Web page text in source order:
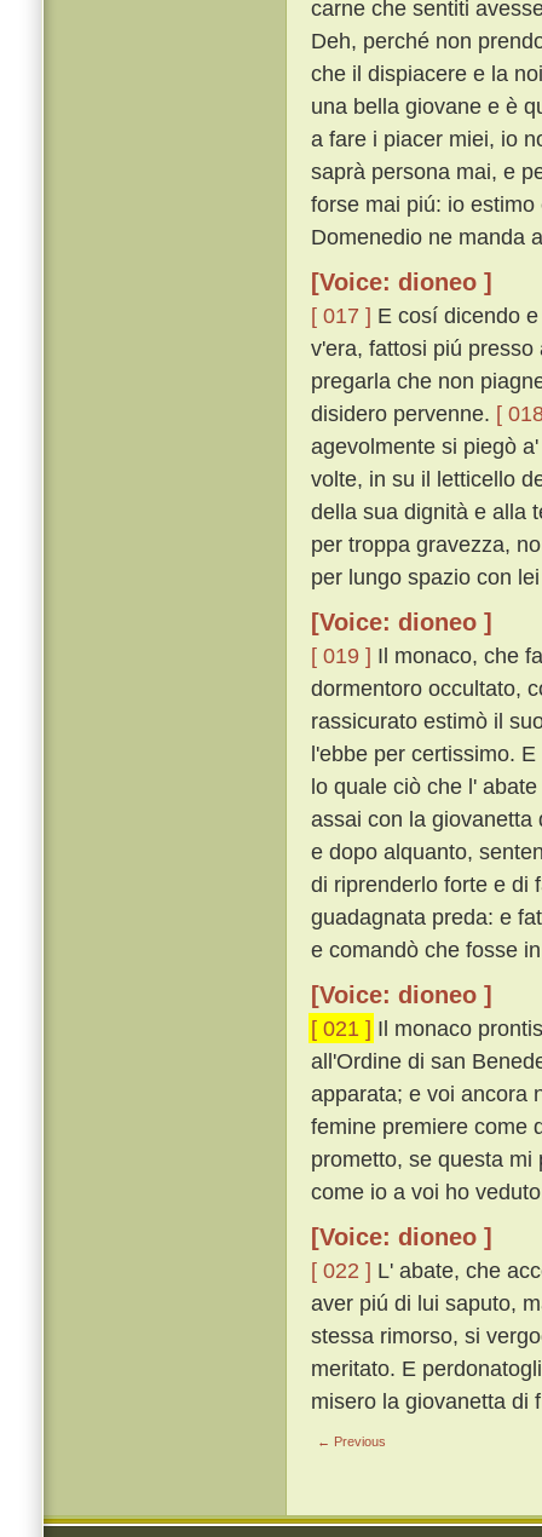
carne che sentiti
Deh, perché non
che il dispiacere e la
una bella giovane e è
a fare i piacer miei, io
saprà persona mai, e
forse mai piú: io
Domenedio ne manda
[Voice: dioneo ]
[ 017 ] E cosí dicendo
v'era, fattosi piú
pregarla che non
disidero pervenne. [
agevolmente si piegò
volte, in su il letticello
della sua dignità e alla
per troppa gravezza,
per lungo spazio con
[Voice: dioneo ]
[ 019 ] Il monaco, che
dormentoro occultato,
rassicurato estimò il
l'ebbe per certissimo.
lo quale ciò che l'
assai con la giovanetta
e dopo alquanto,
di riprenderlo forte e di
guadagnata preda: e
e comandò che fosse
[Voice: dioneo ]
[ 021 ] Il monaco
all'Ordine di san
apparata; e voi ancora
femine premiere come
prometto, se questa
come io a voi ho
[Voice: dioneo ]
[ 022 ] L' abate, che
aver piú di lui saputo,
stessa rimorso, si
meritato. E
misero la giovanetta di
← Previous